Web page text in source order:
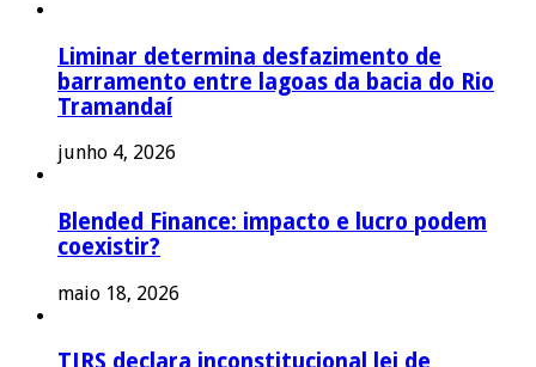
Liminar determina desfazimento de
barramento entre lagoas da bacia do Rio
Tramandaí
junho 4, 2026
Blended Finance: impacto e lucro podem
coexistir?
maio 18, 2026